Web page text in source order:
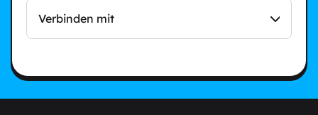
Verbinden mit